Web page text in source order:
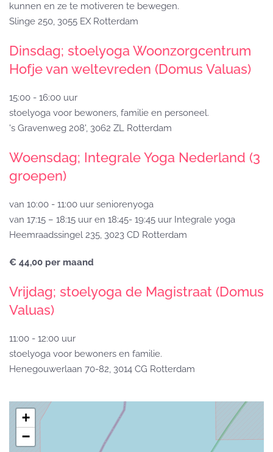
kunnen en ze te motiveren te bewegen.
Slinge 250, 3055 EX Rotterdam
Dinsdag; stoelyoga Woonzorgcentrum
Hofje van weltevreden (Domus Valuas)
15:00 - 16:00 uur
stoelyoga voor bewoners, familie en personeel.
's Gravenweg 208', 3062 ZL Rotterdam
Woensdag; Integrale Yoga Nederland (3
groepen)
van 10:00 - 11:00 uur seniorenyoga
van 17:15 – 18:15 uur en 18:45- 19:45 uur Integrale yoga
Heemraadssingel 235, 3023 CD Rotterdam
€ 44,00 per maand
Vrijdag; stoelyoga de Magistraat (Domus
Valuas)
11:00 - 12:00 uur
stoelyoga voor bewoners en familie.
Henegouwerlaan 70-82, 3014 CG Rotterdam
+
−